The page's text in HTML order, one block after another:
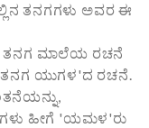
ತನಗಗಳು ಅವರ ಈ
ತನಗ ಮಾಲೆಯ ರಚನೆ
'ತನಗ ಯುಗಳ'ದ ರಚನೆ.
ಹೀಗೆ 'ಯಮಳ'ರು